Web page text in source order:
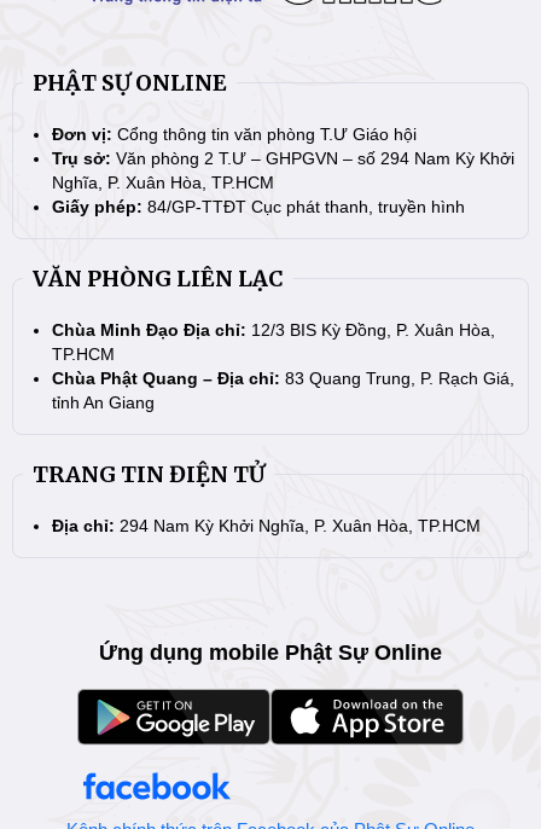
PHẬT SỰ ONLINE
Đơn vị: Cổng thông tin văn phòng T.Ư Giáo hội
Trụ sở: Văn phòng 2 T.Ư – GHPGVN – số 294 Nam Kỳ Khởi
Nghĩa, P. Xuân Hòa, TP.HCM
Giấy phép: 84/GP-TTĐT Cục phát thanh, truyền hình
VĂN PHÒNG LIÊN LẠC
Chùa Minh Đạo Địa chỉ: 12/3 BIS Kỳ Đồng, P. Xuân Hòa,
TP.HCM
Chùa Phật Quang – Địa chỉ: 83 Quang Trung, P. Rạch Giá,
tỉnh An Giang
TRANG TIN ĐIỆN TỬ
Địa chỉ: 294 Nam Kỳ Khởi Nghĩa, P. Xuân Hòa, TP.HCM
Ứng dụng mobile Phật Sự Online